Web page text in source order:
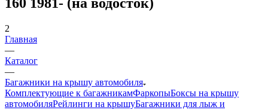
2
Главная
—
Каталог
—
Багажники на крышу автомобиля
Комплектующие к багажникамФаркопыБоксы на крышу
автомобиляРейлинги на крышуБагажники для лыж и